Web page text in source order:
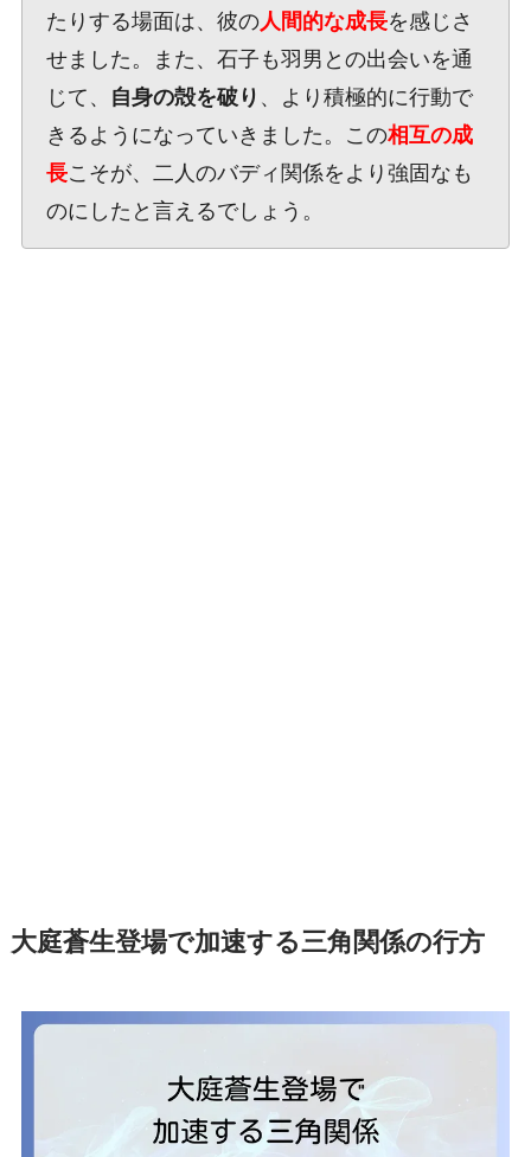
たりする場面は、彼の人間的な成長を感じさ
せました。また、石子も羽男との出会いを通
じて、
自身の殻を破り 、より積極的に行動で
きるようになっていきました。この相互の成
長こそが、二人のバディ関係をより強固なも
のにしたと言えるでしょう。
大庭蒼生登場で加速する三角関係の行方